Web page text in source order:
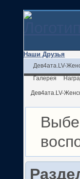
Наши Друзья
Дев4ата.LV-
Галерея
Дев4ата.LV-